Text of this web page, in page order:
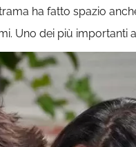
ha fatto spazio
Uno dei più importanti